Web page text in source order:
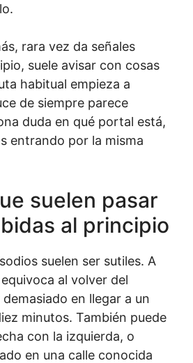
rara vez da señales
suele avisar con cosas
habitual empieza a
de siempre parece
duda en qué portal está,
entrando por la misma
suelen pasar
al principio
suelen ser sutiles. A
al volver del
en llegar a un
minutos. También puede
con la izquierda, o
en una calle conocida